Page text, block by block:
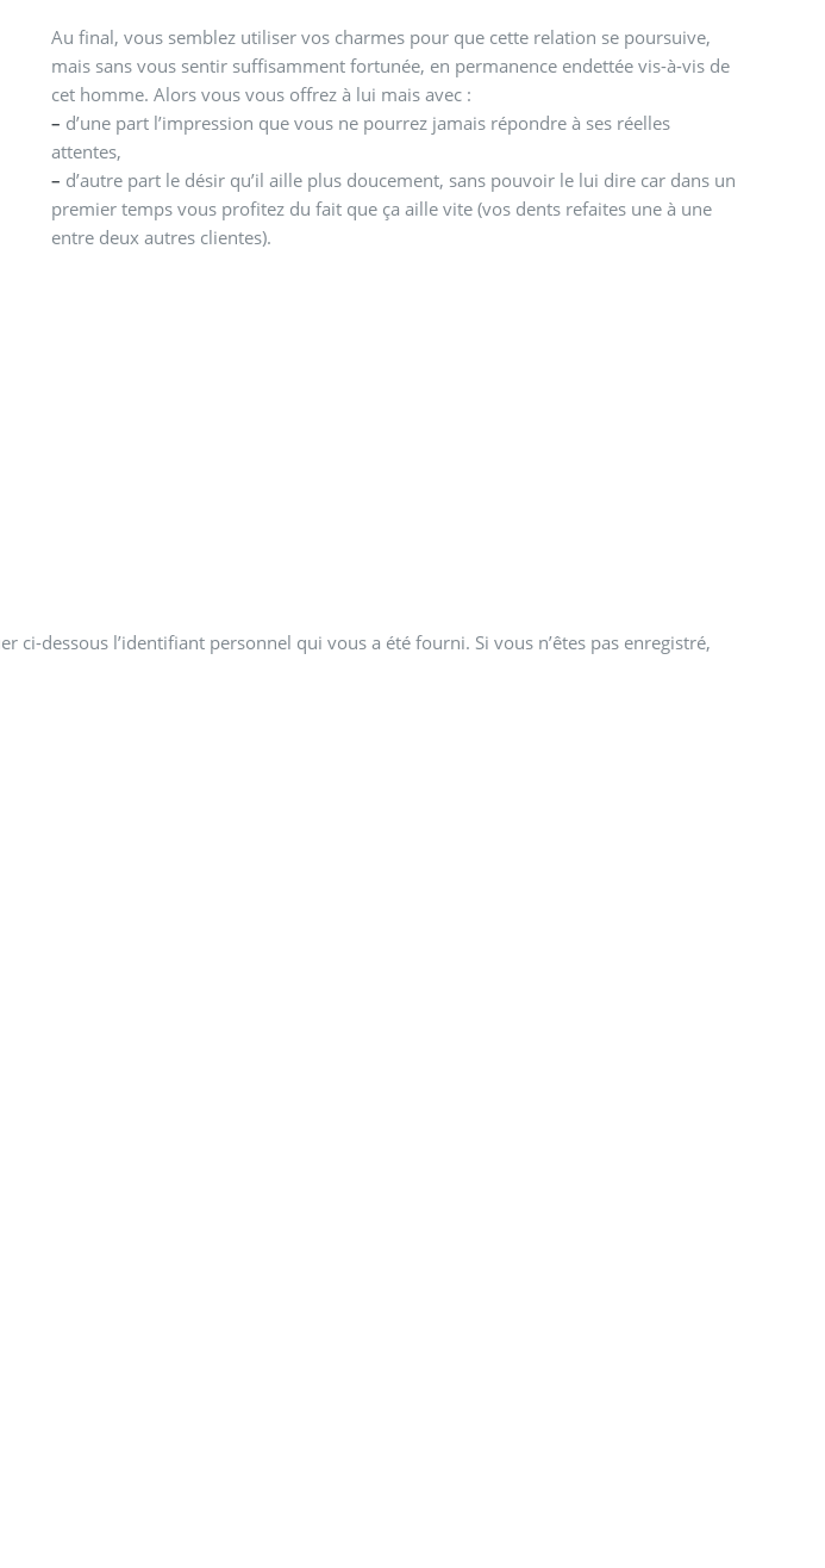
Au final, vous semblez utiliser vos charmes pour que cette relation se poursuive,
mais sans vous sentir suffisamment fortunée, en permanence endettée vis-à-vis de
cet homme. Alors vous vous offrez à lui mais avec :
– d’une part l’impression que vous ne pourrez jamais répondre à ses réelles
attentes,
– d’autre part le désir qu’il aille plus doucement, sans pouvoir le lui dire car dans un
premier temps vous profitez du fait que ça aille vite (vos dents refaites une à une
entre deux autres clientes).
dessous l’identifiant personnel qui vous a été fourni. Si vous n’êtes pas enregistré,